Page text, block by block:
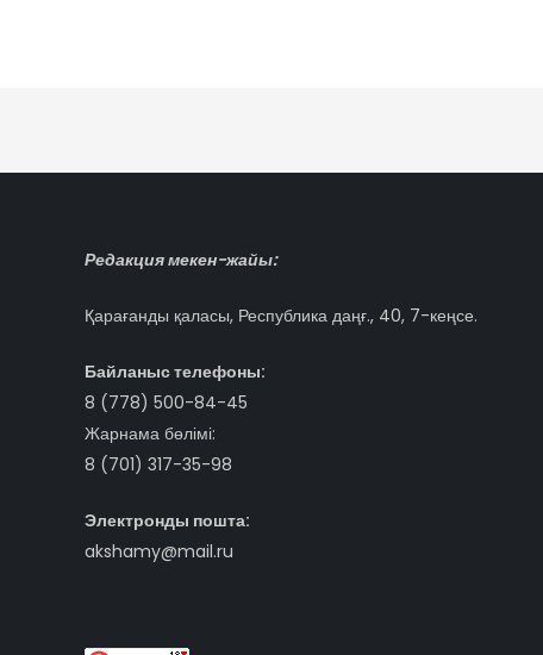
Редакция мекен-жайы:
Қарағанды қаласы, Республика даңғ., 40, 7-кеңсе.
Байланыс телефоны:
8 (778) 500-84-45
Жарнама бөлімі:
8 (701) 317-35-98
Электронды пошта:
akshamy@mail.ru